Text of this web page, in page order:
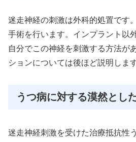
迷走神経の刺激は外科的処置です
手術を行います。インプラント以
自分でこの神経を刺激する方法が
ションについては後ほど説明します
うつ病に対する漠然とし
迷走神経刺激を受けた治療抵抗性